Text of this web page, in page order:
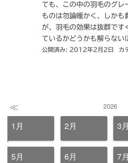
ても、この中の羽毛のグレ
ものは勿論暖かく、しかも
が、羽毛の効果は抜群です
ているかどうかも解らな
公開済み: 2012年2月2日 カ
≪ 2026
1月 2月 3月
5月 6月 7月